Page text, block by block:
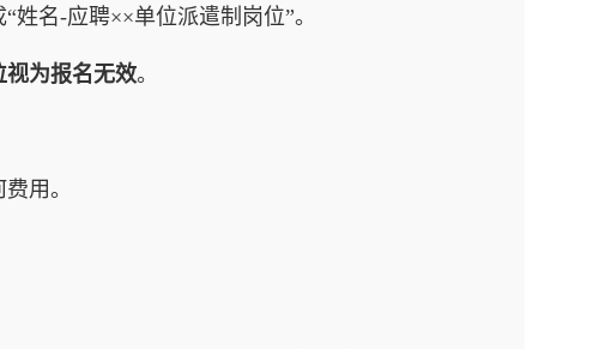
名-应聘××单位派遣制岗位”。
视为报名无效。
用。